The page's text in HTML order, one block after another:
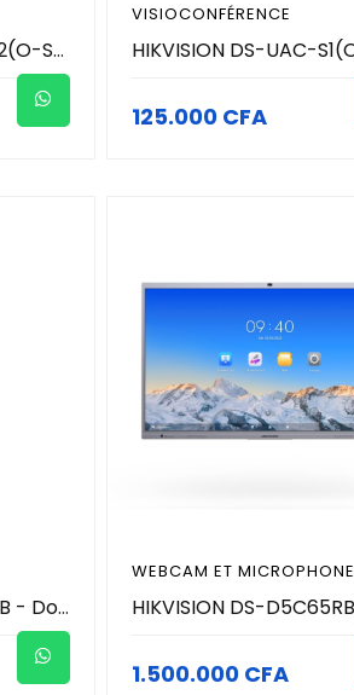
HIKVISION DS-UVC-X12(O-STD) - Caméra de conférence portable- Microphones intégrés à 4 micros avec un son clair - Batterie au lithium intégrée de 2 450 mAh
VISIOCONFÉRENCE
125.000 CFA
Hikvision DS-D5SC3B-B - Dongle de Partage d'Écran Sans Fil 4K - USB Type-C Plug & Play - Wi-Fi Dual Band 2.4G/5G & NFC - Pour Écran Tactile Interactif Hikvision
WEBCAM ET MICROPHONE
1.500.000 CFA